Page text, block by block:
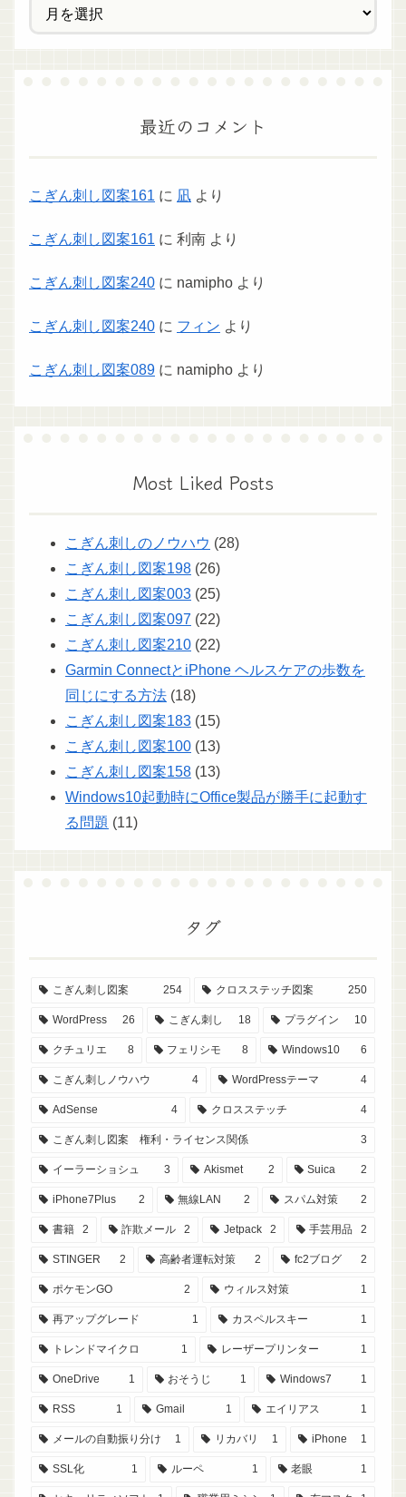
最近のコメント
こぎん刺し図案161 に 凪 より
こぎん刺し図案161 に 利南 より
こぎん刺し図案240 に namipho より
こぎん刺し図案240 に フィン より
こぎん刺し図案089 に namipho より
Most Liked Posts
こぎん刺しのノウハウ (28)
こぎん刺し図案198 (26)
こぎん刺し図案003 (25)
こぎん刺し図案097 (22)
こぎん刺し図案210 (22)
Garmin ConnectとiPhone ヘルスケアの歩数を
同じにする方法 (18)
こぎん刺し図案183 (15)
こぎん刺し図案100 (13)
こぎん刺し図案158 (13)
Windows10起動時にOffice製品が勝手に起動す
る問題 (11)
タグ
こぎん刺し図案 254 クロスステッチ図案 250
WordPress 26 こぎん刺し 18 プラグイン 10
クチュリエ 8 フェリシモ 8 Windows10 6
こぎん刺しノウハウ 4 WordPressテーマ 4
AdSense 4 クロスステッチ 4
こぎん刺し図案 権利・ライセンス関係 3
イーラーショシュ 3 Akismet 2 Suica 2
iPhone7Plus 2 無線LAN 2 スパム対策 2
書籍 2 詐欺メール 2 Jetpack 2 手芸用品 2
STINGER 2 高齢者運転対策 2 fc2ブログ 2
ポケモンGO 2 ウィルス対策 1
再アップグレード 1 カスペルスキー 1
トレンドマイクロ 1 レーザープリンター 1
OneDrive 1 おそうじ 1 Windows7 1
RSS 1 Gmail 1 エイリアス 1
メールの自動振り分け 1 リカバリ 1 iPhone 1
SSL化 1 ルーペ 1 老眼 1